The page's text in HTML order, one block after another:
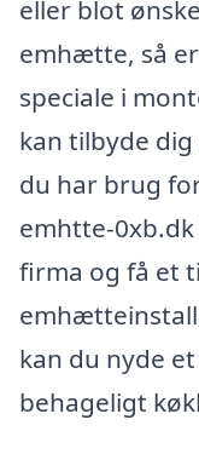
eller blot
emhætte, så
speciale i
kan tilbyde
du har brug
emhtte-
firma og få et
kan du nyde
behageligt